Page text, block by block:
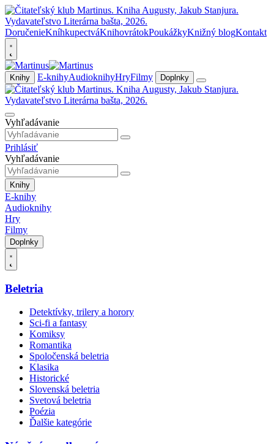
DoručenieKníhkupectváKnihovrátokPoukážkyKnižný blogKontakt
Knihy E-knihyAudioknihyHryFilmy Doplnky
Vyhľadávanie
Prihlásiť
Vyhľadávanie
Knihy
E-knihy
Audioknihy
Hry
Filmy
Doplnky
Beletria
Detektívky, trilery a horory
Sci-fi a fantasy
Komiksy
Romantika
Spoločenská beletria
Klasika
Historické
Slovenská beletria
Svetová beletria
Poézia
Ďalšie kategórie